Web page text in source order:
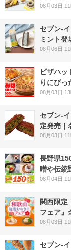
08月03日
セブン‐
ミント登
08月06日
ピザハッ
りにぴ
08月03日
セブン-
定発売｜
08月03日
長野県
噌や伝統
08月04日
関西限定
フェア』
08月03日
セブン‐